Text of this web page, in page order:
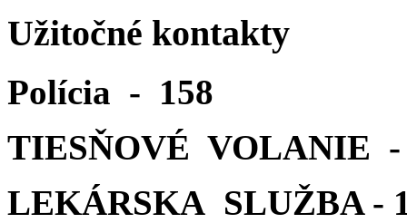
Užitočné kontakty
Polícia - 158
TIESŇOVÉ VOLANIE -
LEKÁRSKA SLUŽBA -